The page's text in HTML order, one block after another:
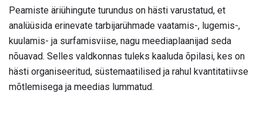
Peamiste äriühingute turundus on hästi varustatud, et
analüüsida erinevate tarbijarühmade vaatamis-, lugemis-,
kuulamis- ja surfamisviise, nagu meediaplaanijad seda
nõuavad. Selles valdkonnas tuleks kaaluda õpilasi, kes on
hästi organiseeritud, süstemaatilised ja rahul kvantitatiivse
mõtlemisega ja meedias lummatud.